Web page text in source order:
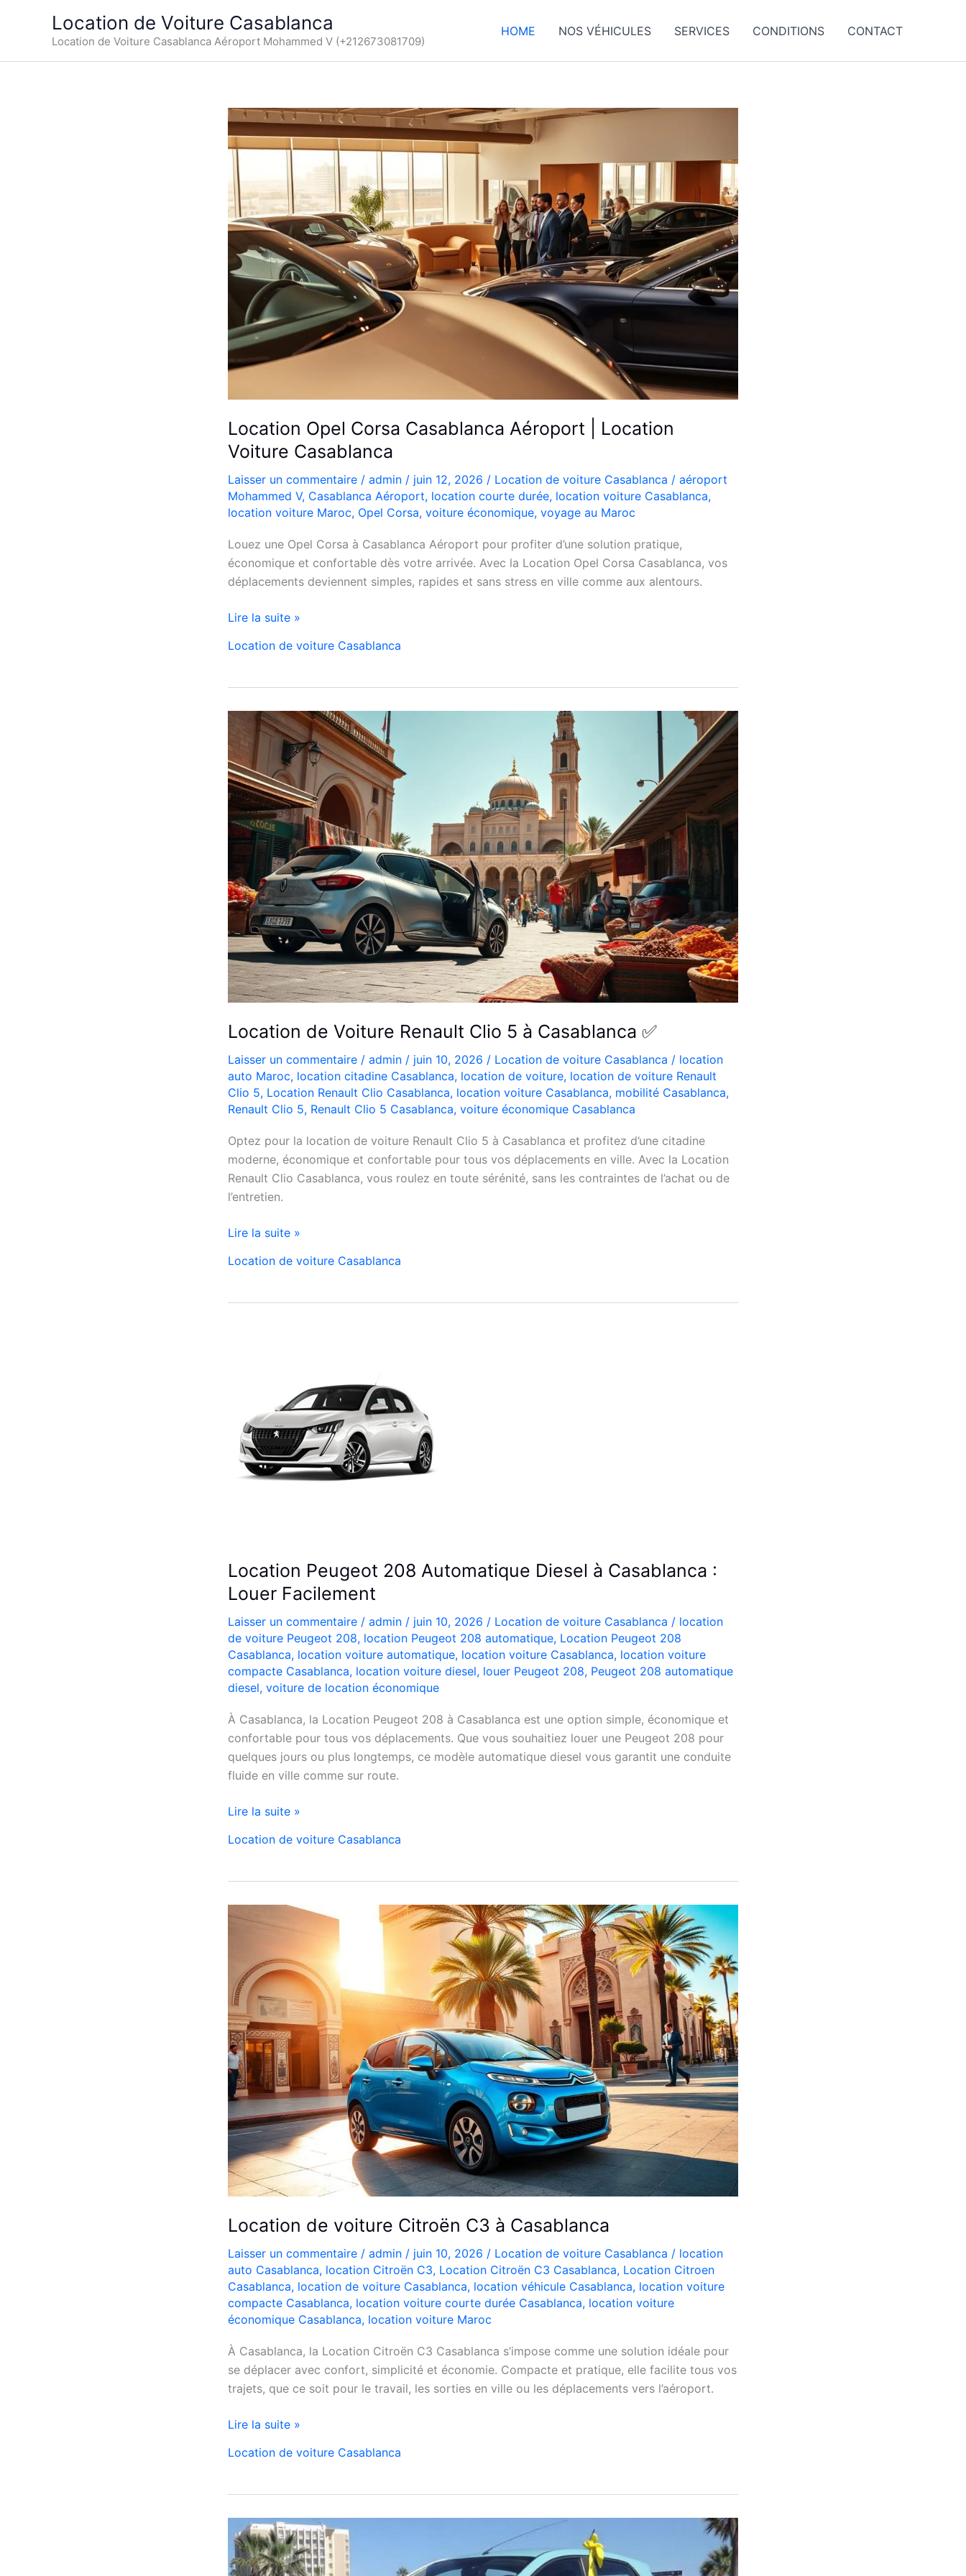
Location de Voiture Casablanca
Location de Voiture Casablanca Aéroport Mohammed V (+212673081709)
HOME NOS VÉHICULES SERVICES CONDITIONS CONTACT
Location Opel Corsa Casablanca Aéroport | Location
Voiture Casablanca
Laisser un commentaire / admin / juin 12, 2026 / Location de voiture Casablanca / aéroport
Mohammed V, Casablanca Aéroport, location courte durée, location voiture Casablanca,
location voiture Maroc, Opel Corsa, voiture économique, voyage au Maroc
Louez une Opel Corsa à Casablanca Aéroport pour profiter d’une solution pratique,
économique et confortable dès votre arrivée. Avec la Location Opel Corsa Casablanca, vos
déplacements deviennent simples, rapides et sans stress en ville comme aux alentours.
Location
Corsa
Aéroport
|
Location
Voiture
Casablanca
Lire la suite »
Location de voiture Casablanca
Location de Voiture Renault Clio 5 à Casablanca ✅
Laisser un commentaire / admin / juin 10, 2026 / Location de voiture Casablanca / location
auto Maroc, location citadine Casablanca, location de voiture, location de voiture Renault
Clio 5, Location Renault Clio Casablanca, location voiture Casablanca, mobilité Casablanca,
Renault Clio 5, Renault Clio 5 Casablanca, voiture économique Casablanca
Optez pour la location de voiture Renault Clio 5 à Casablanca et profitez d’une citadine
moderne, économique et confortable pour tous vos déplacements en ville. Avec la Location
Renault Clio Casablanca, vous roulez en toute sérénité, sans les contraintes de l’achat ou de
l’entretien.
Location
Voiture
Clio
Lire la suite »
Location de voiture Casablanca
Location Peugeot 208 Automatique Diesel à Casablanca :
Louer Facilement
Laisser un commentaire / admin / juin 10, 2026 / Location de voiture Casablanca / location
de voiture Peugeot 208, location Peugeot 208 automatique, Location Peugeot 208
Casablanca, location voiture automatique, location voiture Casablanca, location voiture
compacte Casablanca, location voiture diesel, louer Peugeot 208, Peugeot 208 automatique
diesel, voiture de location économique
À Casablanca, la Location Peugeot 208 à Casablanca est une option simple, économique et
confortable pour tous vos déplacements. Que vous souhaitiez louer une Peugeot 208 pour
quelques jours ou plus longtemps, ce modèle automatique diesel vous garantit une conduite
fluide en ville comme sur route.
Location
208
Diesel
à
Casablanca
Facilement
Lire la suite »
Location de voiture Casablanca
Location de voiture Citroën C3 à Casablanca
Laisser un commentaire / admin / juin 10, 2026 / Location de voiture Casablanca / location
auto Casablanca, location Citroën C3, Location Citroën C3 Casablanca, Location Citroen
Casablanca, location de voiture Casablanca, location véhicule Casablanca, location voiture
compacte Casablanca, location voiture courte durée Casablanca, location voiture
économique Casablanca, location voiture Maroc
À Casablanca, la Location Citroën C3 Casablanca s’impose comme une solution idéale pour
se déplacer avec confort, simplicité et économie. Compacte et pratique, elle facilite tous vos
trajets, que ce soit pour le travail, les sorties en ville ou les déplacements vers l’aéroport.
Location
voiture
C3
à
Casablanca
Lire la suite »
Location de voiture Casablanca